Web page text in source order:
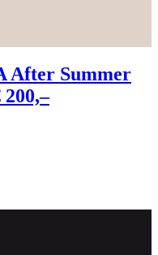
After Summer